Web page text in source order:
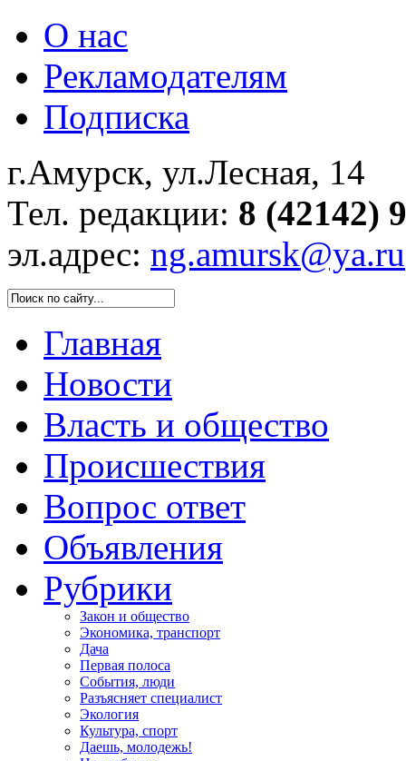
О нас
Рекламодателям
Подписка
г.Амурск, ул.Лесная, 14
Тел. редакции: 8 (42142)
эл.адрес: ng.amursk@ya.ru
Главная
Новости
Власть и общество
Происшествия
Вопрос ответ
Объявления
Рубрики
Закон и общество
Экономика, транспорт
Дача
Первая полоса
События, люди
Разъясняет специалист
Экология
Культура, спорт
Даешь, молодежь!